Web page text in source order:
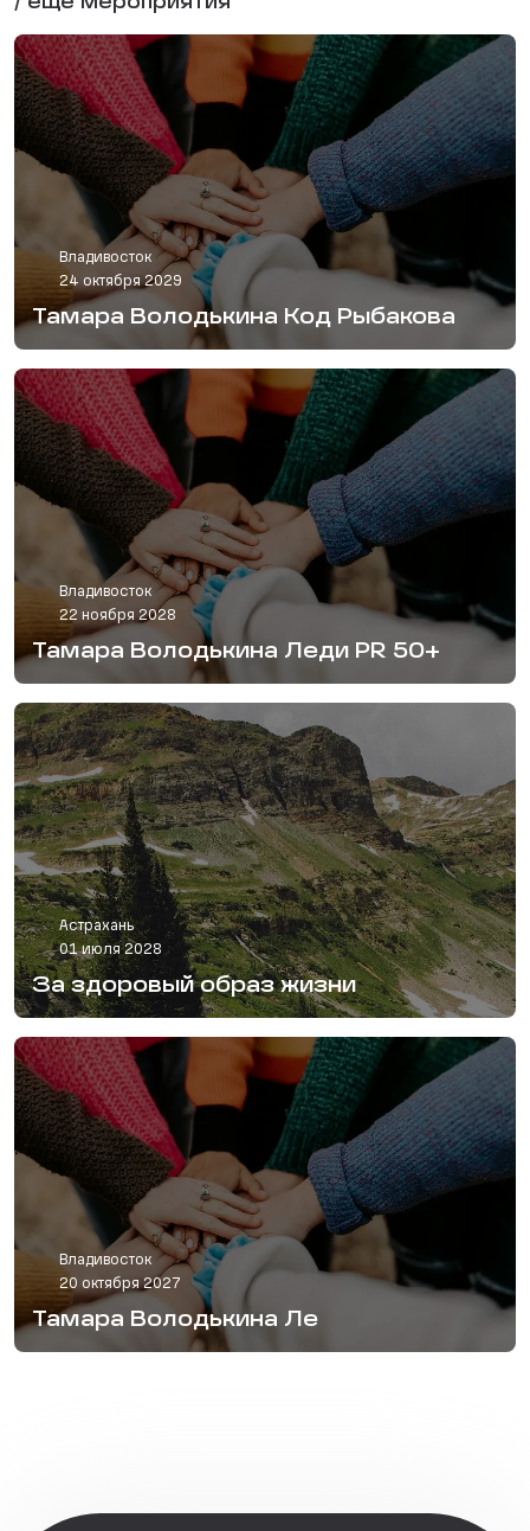
Владивосток
24 октября 2029
Тамара Володькина Код Рыбакова
Владивосток
22 ноября 2028
Тамара Володькина Леди PR 50+
Астрахань
01 июля 2028
За здоровый образ жизни
Владивосток
20 октября 2027
Тамара Володькина Ле